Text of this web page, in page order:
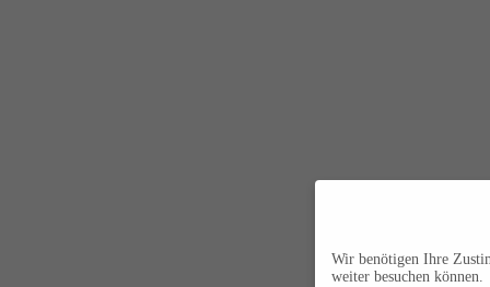
Wir benötigen Ihre
weiter besuchen können.